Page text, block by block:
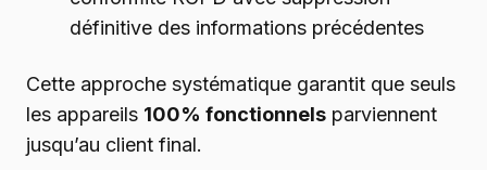
définitive des informations précédentes
Cette approche systématique garantit que seuls
les appareils 100% fonctionnels parviennent
jusqu’au client final.